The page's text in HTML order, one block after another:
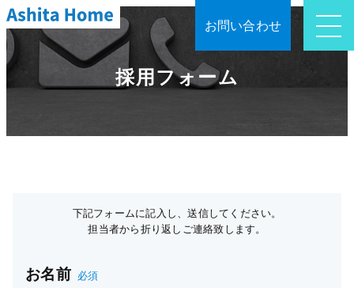
お問い合わせ
採用フォーム
下記フォームに記入し、送信してください。
担当者から折り返しご連絡致します。
お名前 必須